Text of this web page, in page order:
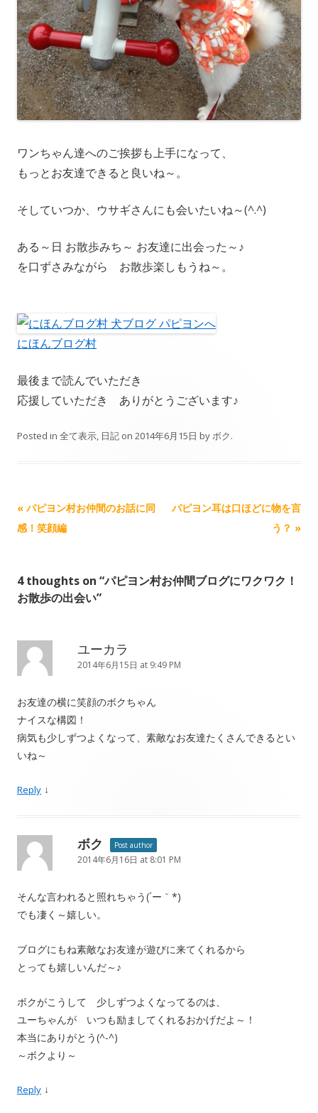
ワンちゃん達へのご挨拶も上手になって、
もっとお友達できると良いね～。
そしていつか、ウサギさんにも会いたいね～(^.^)
ある～日 お散歩みち～ お友達に出会った～♪
を口ずさみながら お散歩楽しもうね～。
にほんブログ村
最後まで読んでいただき
応援していただき ありがとうございます♪
Posted in 全て表示, 日記 on 2014年6月15日 byボク.
Post navigation
« パピヨン村お仲間のお話に同
感！笑顔編
パピヨン耳は口ほどに物を言
う？ »
4 thoughts on “パピヨン村お仲間ブログにワクワク！
お散歩の出会い”
ユーカラ
2014年6月15日 at 9:49 PM
お友達の横に笑顔のボクちゃん
ナイスな構図！
病気も少しずつよくなって、素敵なお友達たくさんできるとい
いね～
Reply ↓
ボク Post author
2014年6月16日 at 8:01 PM
そんな言われると照れちゃう(´ー｀*)
でも凄く～嬉しい。
ブログにもね素敵なお友達が遊びに来てくれるから
とっても嬉しいんだ～♪
ボクがこうして 少しずつよくなってるのは、
ユーちゃんが いつも励ましてくれるおかげだよ～！
本当にありがとう(^-^)
～ボクより～
Reply ↓